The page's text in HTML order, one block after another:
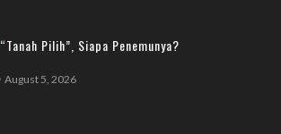
“Tanah Pilih”, Siapa Penemunya?
August 5, 2026